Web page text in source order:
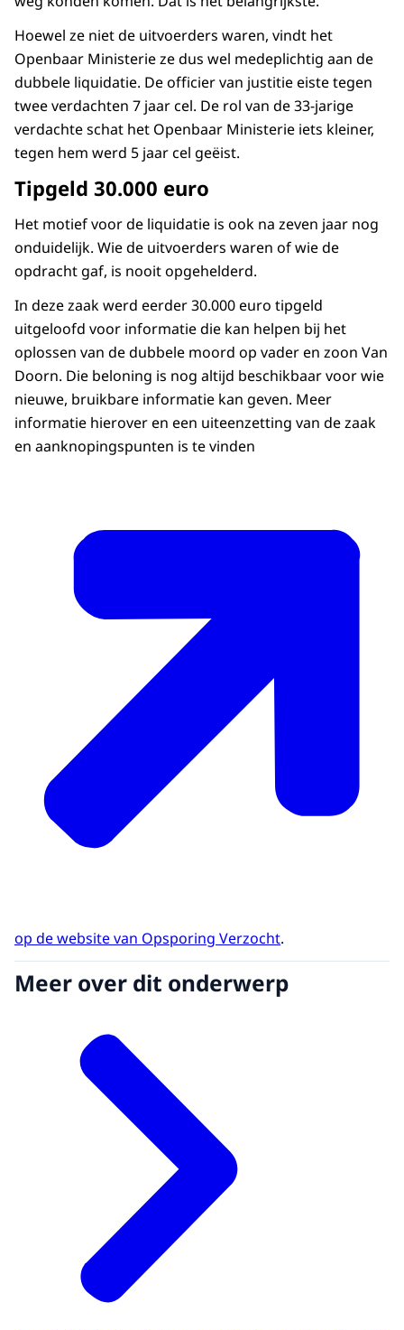
Hoewel ze niet de uitvoerders waren, vindt het
Openbaar Ministerie ze dus wel medeplichtig aan de
dubbele liquidatie. De officier van justitie eiste tegen
twee verdachten 7 jaar cel. De rol van de 33-jarige
verdachte schat het Openbaar Ministerie iets kleiner,
tegen hem werd 5 jaar cel geëist.
Tipgeld 30.000 euro
Het motief voor de liquidatie is ook na zeven jaar nog
onduidelijk. Wie de uitvoerders waren of wie de
opdracht gaf, is nooit opgehelderd.
In deze zaak werd eerder 30.000 euro tipgeld
uitgeloofd voor informatie die kan helpen bij het
oplossen van de dubbele moord op vader en zoon Van
Doorn. Die beloning is nog altijd beschikbaar voor wie
nieuwe, bruikbare informatie kan geven. Meer
informatie hierover en een uiteenzetting van de zaak
en aanknopingspunten is te vinden
op de website van Opsporing Verzocht.
Meer over dit onderwerp